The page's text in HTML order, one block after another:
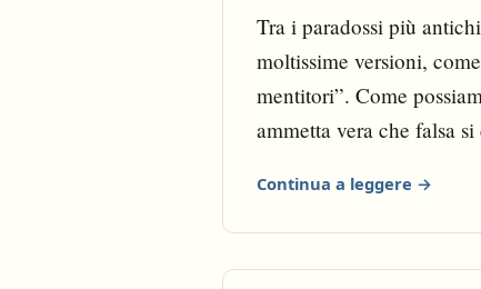
Tra i paradossi più
moltissime versioni,
mentitori”. Come
ammetta vera che falsa
Continua a leggere →